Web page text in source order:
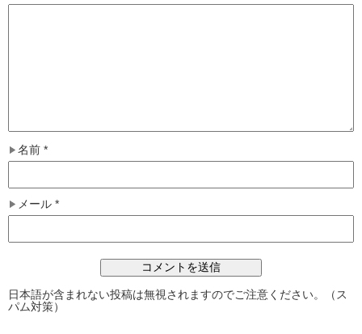
名前 *
メール *
日本語が含まれない投稿は無視されますのでご注意ください。（ス
パム対策）